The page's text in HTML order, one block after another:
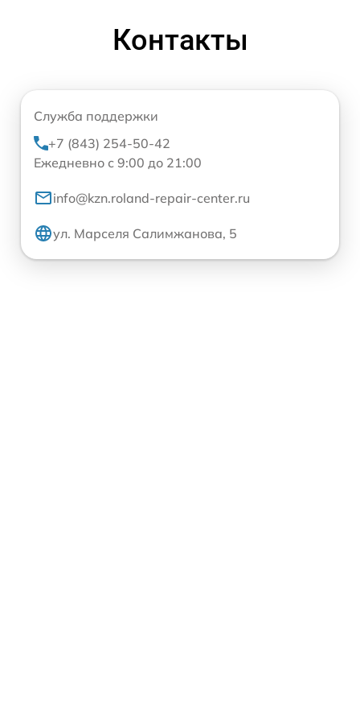
Контакты
Служба поддержки
+7 (843) 254-50-42
Ежедневно с 9:00 до 21:00
info@kzn.roland-repair-center.ru
ул. Марселя Салимжанова, 5